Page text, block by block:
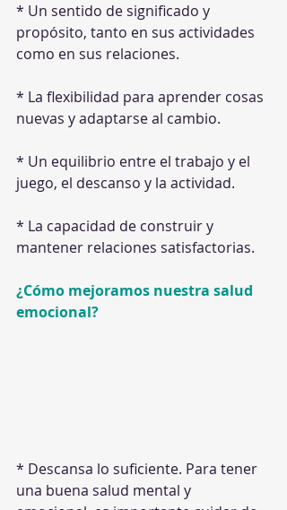
* Un sentido de significado y
propósito, tanto en sus actividades
como en sus relaciones.
* La flexibilidad para aprender cosas
nuevas y adaptarse al cambio.
* Un equilibrio entre el trabajo y el
juego, el descanso y la actividad.
* La capacidad de construir y
mantener relaciones satisfactorias.
¿Cómo mejoramos nuestra salud
emocional?
* Descansa lo suficiente. Para tener
una buena salud mental y